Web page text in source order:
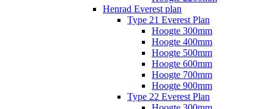
Henrad Everest plan
Type 21 Everest Plan
Hoogte 300mm
Hoogte 400mm
Hoogte 500mm
Hoogte 600mm
Hoogte 700mm
Hoogte 900mm
Type 22 Everest Plan